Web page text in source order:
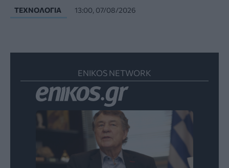
ΤΕΧΝΟΛΟΓΊΑ 13:00, 07/08/2026
ENIKOS NETWORK